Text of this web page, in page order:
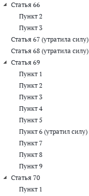
Статья 66
Пункт 2
Пункт 3
Статья 67 (утратила силу)
Статья 68 (утратила силу)
Статья 69
Пункт 1
Пункт 2
Пункт 3
Пункт 4
Пункт 5
Пункт 6 (утратил силу)
Пункт 7
Пункт 8
Пункт 9
Статья 70
Пункт 1